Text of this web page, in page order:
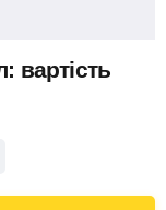
вартість